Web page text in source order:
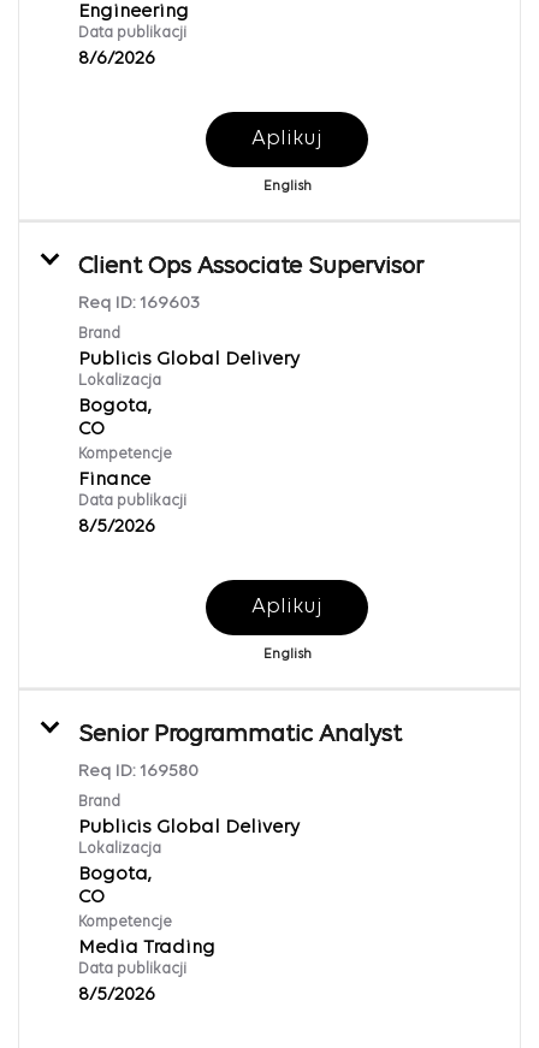
Engineering
Data publikacji
8/6/2026
Aplikuj
English
Client Ops Associate Supervisor
Req ID: 169603
Brand
Publicis Global Delivery
Lokalizacja
Bogota,
Kompetencje
Finance
Data publikacji
8/5/2026
Aplikuj
English
Senior Programmatic Analyst
Req ID: 169580
Brand
Publicis Global Delivery
Lokalizacja
Bogota,
Kompetencje
Media Trading
Data publikacji
8/5/2026